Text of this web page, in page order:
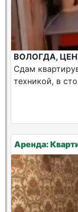
ВОЛОГДА,
Сдам
техникой, в
Аренда: